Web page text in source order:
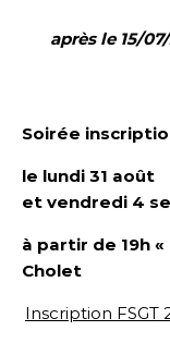
après le 15/
Soirée
le lundi 31 août
et vendredi 4
à partir de 19h «
Cholet
Inscription FSGT